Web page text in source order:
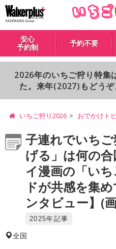
安心
予約制
予約不要
2026年のいちご狩り特集
た。来年(2027)もどうぞ
いちご狩り2026 おでかけト
子連れでいち
げる」は何の
イ漫画の「い
ドが共感を集
ンタビュー】(
2025年記事
全国